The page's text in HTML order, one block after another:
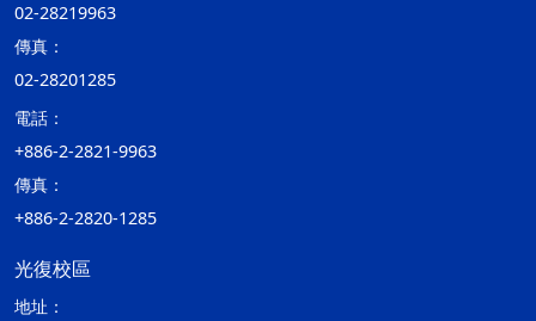
02-28219963
傳真：
02-28201285
電話：
+886-2-2821-9963
傳真：
+886-2-2820-1285
光復校區
地址：